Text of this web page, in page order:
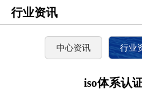
行业资讯
中心资讯 行业
iso体系认
TS16949认证
CQC志愿产品认证